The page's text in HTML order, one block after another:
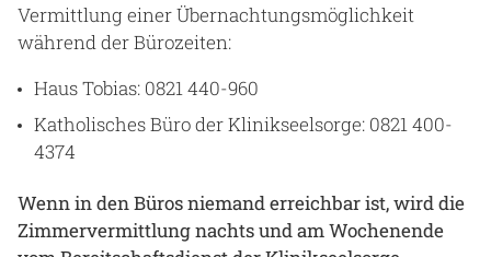
Vermittlung einer Übernachtungsmöglichkeit
während der Bürozeiten:
Haus Tobias: 0821 440-960
Katholisches Büro der Klinikseelsorge: 0821 400-
4374
Wenn in den Büros niemand erreichbar ist, wird die
Zimmervermittlung nachts und am Wochenende